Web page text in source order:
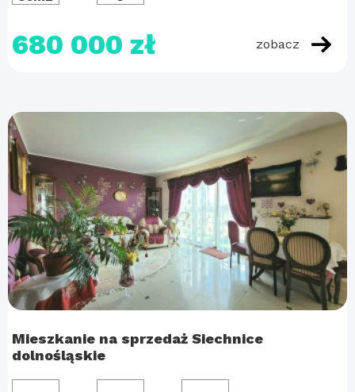
680 000 zł zobacz
Mieszkanie na sprzedaż Siechnice
dolnośląskie